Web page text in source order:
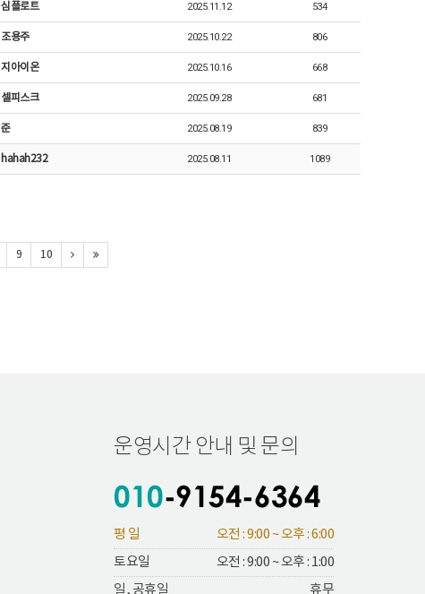
심플로트 2025.11.12 534
조용주 2025.10.22 806
지아이온 2025.10.16 668
셀피스크 2025.09.28 681
준 2025.08.19 839
hahah232 2025.08.11 1089
9 10
운영시간 안내 및 문의
평 일
오전 : 9:00 ~ 오후 : 6:00
토요일
오전 : 9:00 ~ 오후 : 1:00
일, 공휴일
휴무